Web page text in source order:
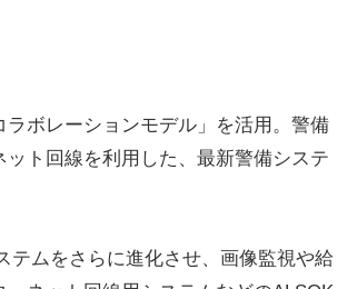
ボレーションモデル」を活用。警備
ト回線を利用した、最新警備システ
ムをさらに進化させ、画像監視や給